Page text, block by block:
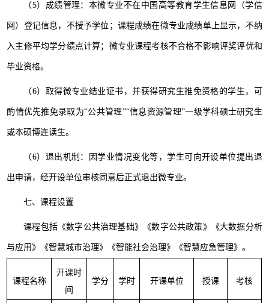
（5）成绩管理：本微专业不在中国高等教育学生信息网（学信
网）登记信息，不授予学位；课程成绩在微专业成绩单上显示，不纳
入主修平均学分绩点计算；微专业课程考核不合格不影响评奖评优和
毕业资格。
（6）取得微专业结业证书，并获得研究生推免资格的学生，可
酌情优先推免录取为“公共管理”“信息资源管理”一级学科硕士研究生
或本硕博连读生。
（6）退出机制：因学业情况变化等，学生可向开设单位提出退
出申请，经开设单位审核同意后正式退出微专业。
七、课程设置
课程包括《数字公共治理基础》《数字公共政策》《大数据分析
与应用》《智慧城市治理》《智能社会治理》《智慧应急管理》。
课程名称
开课时
间
学分 学时 开课单位 授课 考核